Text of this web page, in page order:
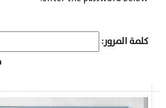
كلمة المرور: